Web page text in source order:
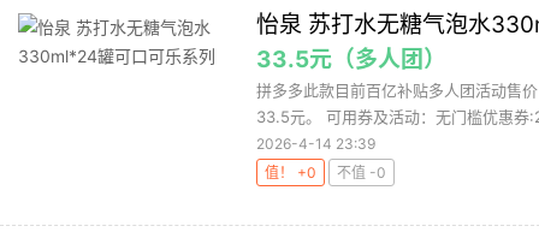
怡泉 苏打水无糖气泡水
33.5元（多人团）
拼多多此款目前百亿补贴多人团活动售
33.5元。 可用券及活动：无门槛优惠券
2026-4-14 23:39
值！ +0
不值 -0